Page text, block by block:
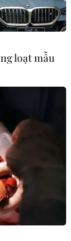
từ “cú
lớn của
huých”
dẫn với du
loạt mẫu